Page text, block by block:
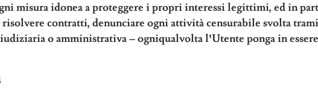
misura idonea a proteggere i propri interessi legittimi, ed in
risolvere contratti, denunciare ogni attività censurabile svolta
o amministrativa – ogniqualvolta l’Utente ponga in